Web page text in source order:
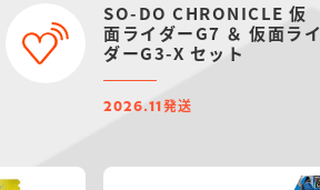
SO-DO CHRONICLE 仮
面ライダーG7 ＆ 仮面ライ
ダーG3-X セット
2026.11 発送